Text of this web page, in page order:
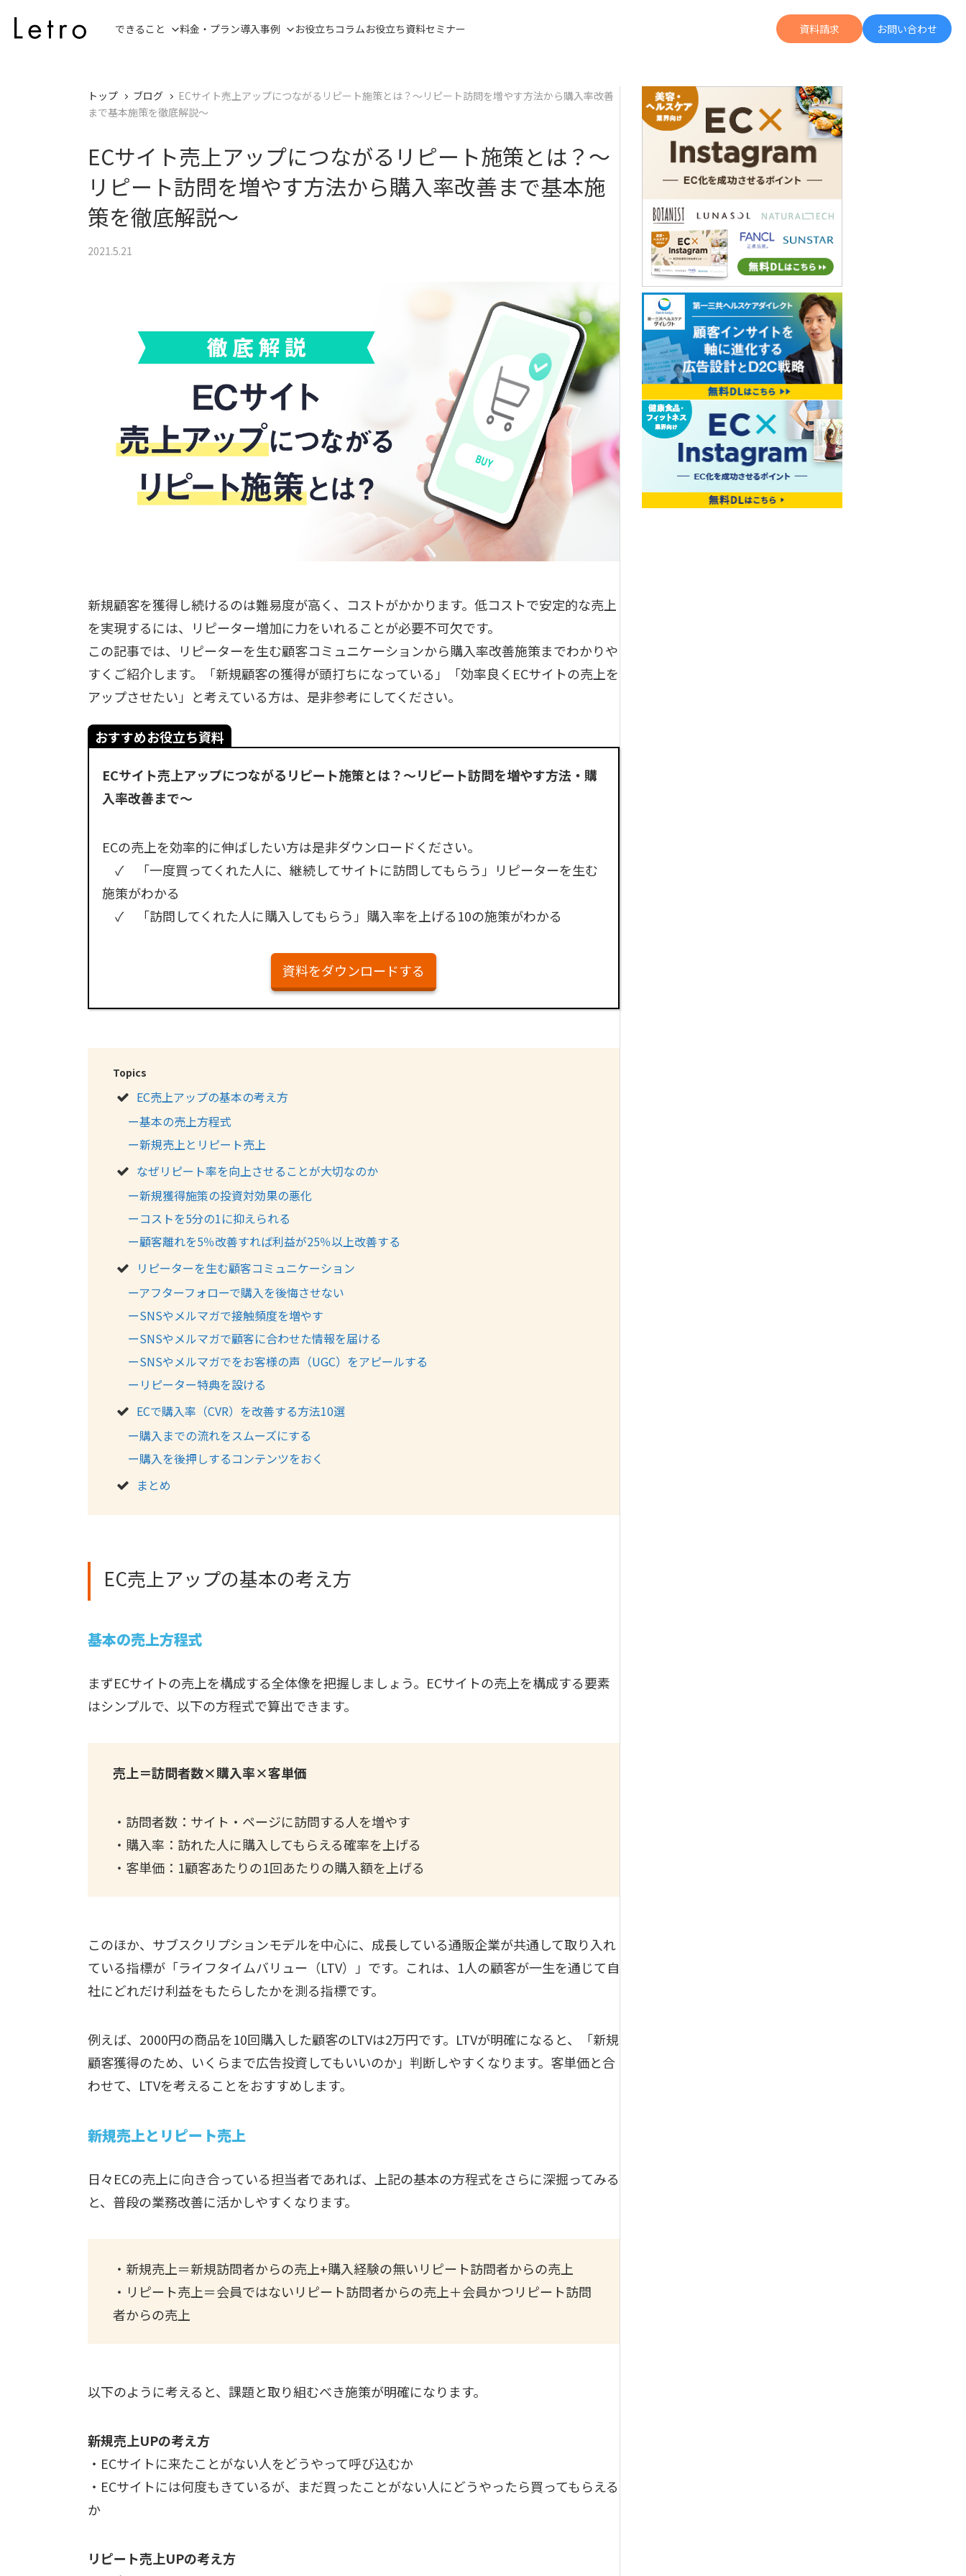
できること 料金・プラン導入事例 お役立ちコラムお役立ち資料セミナー 資料請求 お問い合わせ
トップ ブログ
ECサイト売上アップにつながるリピート施策とは？～リピート訪問を増やす方法から購入率改善
まで基本施策を徹底解説～
ECサイト売上アップにつながるリピート施策とは？～
リピート訪問を増やす方法から購入率改善まで基本施
策を徹底解説～
2021.5.21
新規顧客を獲得し続けるのは難易度が高く、コストがかかります。低コストで安定的な売上
を実現するには、リピーター増加に力をいれることが必要不可欠です。
この記事では、リピーターを生む顧客コミュニケーションから購入率改善施策までわかりや
すくご紹介します。「新規顧客の獲得が頭打ちになっている」「効率良くECサイトの売上を
アップさせたい」と考えている方は、是非参考にしてください。
おすすめお役立ち資料
ECサイト売上アップにつながるリピート施策とは？～リピート訪問を増やす方法・購
入率改善まで～
ECの売上を効率的に伸ばしたい方は是非ダウンロードください。
✓ 「一度買ってくれた人に、継続してサイトに訪問してもらう」リピーターを生む
施策がわかる
✓ 「訪問してくれた人に購入してもらう」購入率を上げる10の施策がわかる
資料をダウンロードする
Topics
EC売上アップの基本の考え方
ー基本の売上方程式
ー新規売上とリピート売上
なぜリピート率を向上させることが大切なのか
ー新規獲得施策の投資対効果の悪化
ーコストを5分の1に抑えられる
ー顧客離れを5％改善すれば利益が25％以上改善する
リピーターを生む顧客コミュニケーション
ーアフターフォローで購入を後悔させない
ーSNSやメルマガで接触頻度を増やす
ーSNSやメルマガで顧客に合わせた情報を届ける
ーSNSやメルマガでをお客様の声（UGC）をアピールする
ーリピーター特典を設ける
ECで購入率（CVR）を改善する方法10選
ー購入までの流れをスムーズにする
ー購入を後押しするコンテンツをおく
まとめ
EC売上アップの基本の考え方
基本の売上方程式
まずECサイトの売上を構成する全体像を把握しましょう。ECサイトの売上を構成する要素
はシンプルで、以下の方程式で算出できます。
売上＝訪問者数×購入率×客単価
・訪問者数：サイト・ページに訪問する人を増やす
・購入率：訪れた人に購入してもらえる確率を上げる
・客単価：1顧客あたりの1回あたりの購入額を上げる
このほか、サブスクリプションモデルを中心に、成長している通販企業が共通して取り入れ
ている指標が「ライフタイムバリュー（LTV）」です。これは、1人の顧客が一生を通じて自
社にどれだけ利益をもたらしたかを測る指標です。
例えば、2000円の商品を10回購入した顧客のLTVは2万円です。LTVが明確になると、「新規
顧客獲得のため、いくらまで広告投資してもいいのか」判断しやすくなります。客単価と合
わせて、LTVを考えることをおすすめします。
新規売上とリピート売上
日々ECの売上に向き合っている担当者であれば、上記の基本の方程式をさらに深掘ってみる
と、普段の業務改善に活かしやすくなります。
・新規売上＝新規訪問者からの売上+購入経験の無いリピート訪問者からの売上
・リピート売上＝会員ではないリピート訪問者からの売上＋会員かつリピート訪問
者からの売上
以下のように考えると、課題と取り組むべき施策が明確になります。
新規売上UPの考え方
・ECサイトに来たことがない人をどうやって呼び込むか
・ECサイトには何度もきているが、まだ買ったことがない人にどうやったら買ってもらえる
か
リピート売上UPの考え方